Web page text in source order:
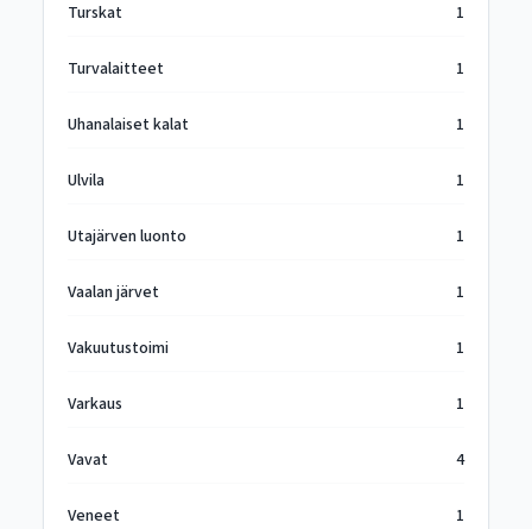
Turskat 1
Turvalaitteet 1
Uhanalaiset kalat 1
Ulvila 1
Utajärven luonto 1
Vaalan järvet 1
Vakuutustoimi 1
Varkaus 1
Vavat 4
Veneet 1